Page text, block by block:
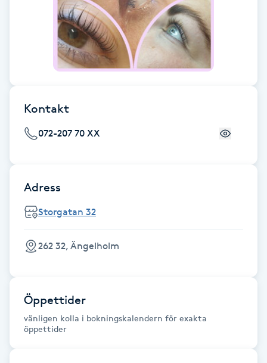
Fransborttagning
Fransförlängning Megavolym
Fransförlängning Volym
Fransk manikyr
Frekvensterapi
Kontakt
072-207 70 XX
Adress
Storgatan 32
262 32, Ängelholm
Öppettider
vänligen kolla i bokningskalendern för exakta
öppettider